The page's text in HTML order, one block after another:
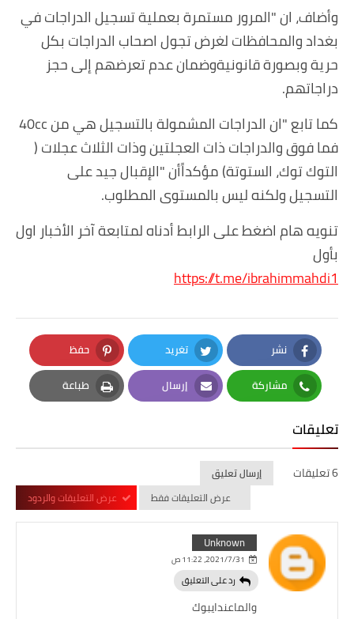
وأضاف، ان "المرور مستمرة بعملية تسجيل الدراجات في
بغداد والمحافظات لغرض تجول اصحاب الدراجات بكل
حرية وبصورة قانونيةوضمان عدم تعرضهم إلى حجز
دراجاتهم.
كما تابع "ان الدراجات المشمولة بالتسجيل هي من 40cc
فما فوق والدراجات ذات العجلتين وذات الثلاث عجلات (
التوك توك، الستوتة) مؤكداًأن "الإقبال جيد على
التسجيل ولكنه ليس بالمستوى المطلوب.
تنويه هام اضغط على الرابط أدناه لمتابعة آخر الأخبار اول
بأول
https://t.me/ibrahimmahdi1
نشر
Facebook
تغريد
Twitter
حفظ
Pinterest
مشاركة
Whatsapp
إرسال
Email
طباعة
Print
تعليقات
6 تعليقات
إرسال تعليق
عرض التعليقات فقط
عرض التعليقات والردود
Unknown
31‏/7‏/2021، 11:22 ص
والماعندايبوك
رد على التعليق